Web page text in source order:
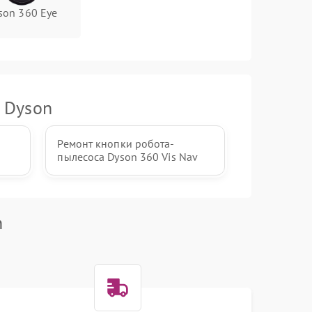
360 Eye
Ремонт кнопки робота-
пылесоса Dyson 360 Vis Nav